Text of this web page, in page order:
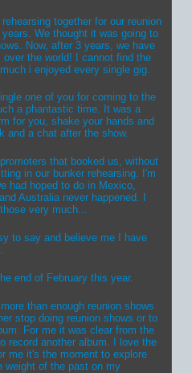
together for our reunion
We thought it was going to
Now, after 3 years, we have
over the world! I cannot find the
i enjoyed every single gig.
one of you for coming to the
a phantastic time. It was a
for you, shake your hands and
and a chat after the show.
that booked us, without
in our bunker rehearsing. I'm
had hoped to do in Mexico,
Australia never happened. I
very much...
to say and believe me I have
end of February this year.
than enough reunion shows
stop doing reunion shows or to
For me it was clear from the
record another album. I love the
me it's the moment to explore
weight of the past on my